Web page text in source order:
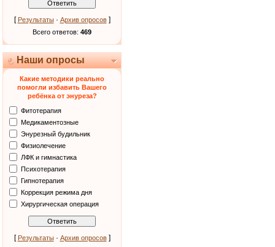
[ Результаты· Архив опросов]
Всего ответов: 469
Наши опросы
Какие методики реально
помогли избавить Вашего
ребёнка от энуреза?
Фитотерапия
Медикаментозные
Энурезный будильник
Физиолечение
ЛФК и гимнастика
Психотерапия
Гипнотерапия
Коррекция режима дня
Хирургическая операция
[ Результаты· Архив опросов]